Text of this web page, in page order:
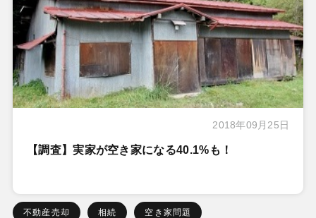
2018年09月25日
【調査】実家が空き家になる40.1%も！
不動産売却 相続 空き家問題